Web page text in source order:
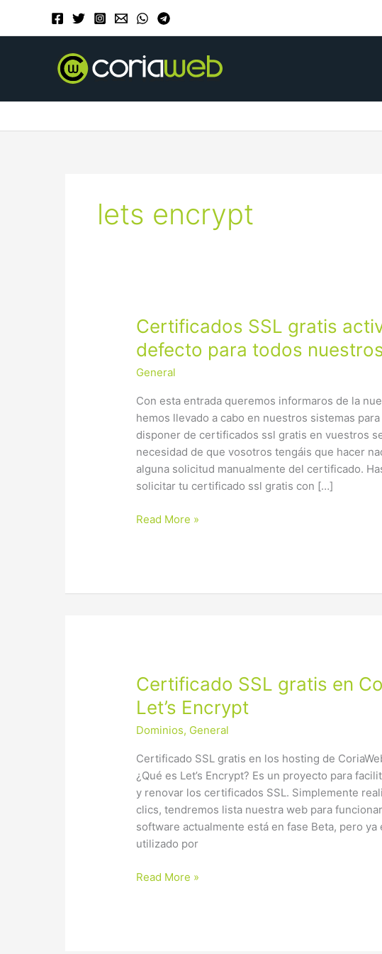
lets encrypt
Certificados SSL gratis
defecto para todos
General
Con esta entrada queremos informaros de la
hemos llevado a cabo en nuestros sistemas
disponer de certificados ssl gratis en vuestros
necesidad de que vosotros tengáis que hacer
alguna solicitud manualmente del certificado.
solicitar tu certificado ssl gratis con […]
Certificados
gratis
activados
defecto
para
todos
nuestros
clientes!
Read More »
Certificado SSL gratis en
Let’s Encrypt
Dominios, General
Certificado SSL gratis en los hosting de
¿Qué es Let’s Encrypt? Es un proyecto para
y renovar los certificados SSL. Simplemente
clics, tendremos lista nuestra web para
software actualmente está en fase Beta, pero
utilizado por
Certificado
gratis
en
con
Let’s
Encrypt
Read More »